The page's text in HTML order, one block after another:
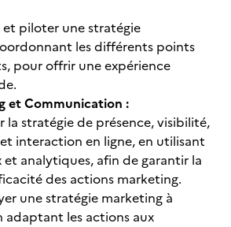
piloter une stratégie
les différents points
pour offrir une expérience
et Communication :
stratégie de présence, visibilité,
interaction en ligne, en utilisant
analytiques, afin de garantir la
des actions marketing.
une stratégie marketing à
adaptant les actions aux